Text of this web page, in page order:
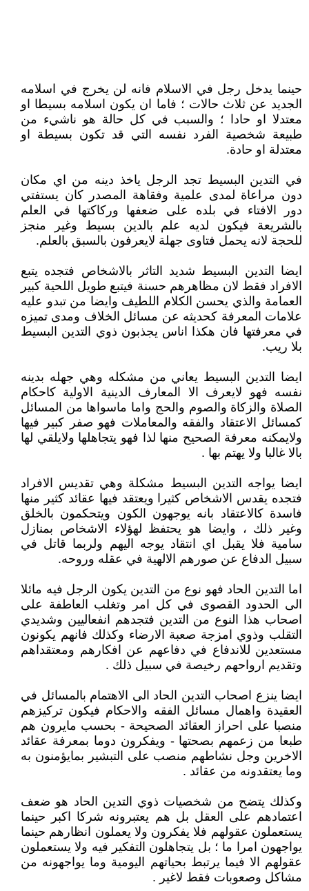
حينما يدخل رجل في الاسلام فانه لن يخرج في اسلامه
الجديد عن ثلاث حالات ؛ فاما ان يكون اسلامه بسيطا او
معتدلا او حادا ؛ والسبب في كل حالة هو ناشيء من
طبيعة شخصية الفرد نفسه التي قد تكون بسيطة او
معتدلة او حادة.
في التدين البسيط تجد الرجل ياخذ دينه من اي مكان
دون مراعاة لمدى علمية وفقاهة المصدر كان يستفتي
دور الافتاء في بلده على ضعفها وركاكتها في العلم
بالشريعة فيكون لديه علم بالدين بسيط وغير منجز
للحجة لانه يحمل فتاوى جهلة لايعرفون بالسبق بالعلم.
ايضا التدين البسيط شديد التاثر بالاشخاص فتجده يتبع
الافراد فقط لان مظاهرهم حسنة فيتبع طويل اللحية كبير
العمامة والذي يحسن الكلام اللطيف وايضا من تبدو عليه
علامات المعرفة كحديثه عن مسائل الخلاف ومدى تميزه
في معرفتها فان هكذا اناس يجذبون ذوي التدين البسيط
بلا ريب.
ايضا التدين البسيط يعاني من مشكله وهي جهله بدينه
نفسه فهو لايعرف الا المعارف الدينية الاولية كاحكام
الصلاة والزكاة والصوم والحج واما ماسواها من المسائل
كمسائل الاعتقاد والفقه والمعاملات فهو صفر كبير فيها
ولايمكنه معرفة الصحيح منها لذا فهو يتجاهلها ولايلقي لها
بالا غالبا ولا يهتم بها .
ايضا يواجه التدين البسيط مشكلة وهي تقديس الافراد
فتجده يقدس الاشخاص كثيرا ويعتقد فيها عقائد كثير منها
فاسدة كالاعتقاد بانه يوجهون الكون ويتحكمون بالخلق
وغير ذلك ، وايضا هو يحتفظ لهؤلاء الاشخاص بمنازل
سامية فلا يقبل اي انتقاد يوجه اليهم ولربما قاتل في
سبيل الدفاع عن صورهم الالهية في عقله وروحه.
اما التدين الحاد فهو نوع من التدين يكون الرجل فيه مائلا
الى الحدود القصوى في كل امر وتغلب العاطفة على
اصحاب هذا النوع من التدين فتجدهم انفعاليين وشديدي
التقلب وذوي امزجة صعبة الارضاء وكذلك فانهم يكونون
مستعدين للاندفاع في دفاعهم عن افكارهم ومعتقداهم
وتقديم ارواحهم رخيصة في سبيل ذلك .
ايضا ينزع اصحاب التدين الحاد الى الاهتمام بالمسائل في
العقيدة واهمال مسائل الفقه والاحكام فيكون تركيزهم
منصبا على احراز العقائد الصحيحة - بحسب مايرون هم
طبعا من زعمهم بصحتها - ويفكرون دوما بمعرفة عقائد
الاخرين وجل نشاطهم منصب على التبشير بمايؤمنون به
وما يعتقدونه من عقائد .
وكذلك يتضح من شخصيات ذوي التدين الحاد هو ضعف
اعتمادهم على العقل بل هم يعتبرونه شركا اكبر حينما
يستعملون عقولهم فلا يفكرون ولا يعملون انظارهم حينما
يواجهون امرا ما ؛ بل يتجاهلون التفكير فيه ولا يستعملون
عقولهم الا فيما يرتبط بحياتهم اليومية وما يواجهونه من
مشاكل وصعوبات فقط لاغير .